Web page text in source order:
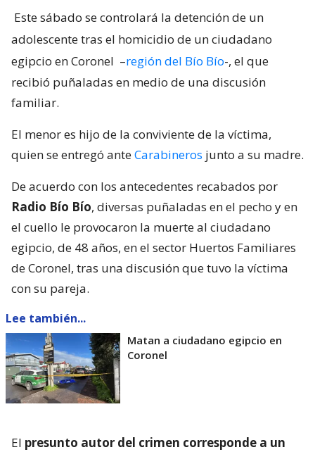
Este sábado se controlará la detención de un
adolescente tras el homicidio de un ciudadano
egipcio en Coronel –región del Bío Bío-, el que
recibió puñaladas en medio de una discusión
familiar.
El menor es hijo de la conviviente de la víctima,
quien se entregó anteCarabineros junto a su madre.
De acuerdo con los antecedentes recabados por
Radio Bío Bío, diversas puñaladas en el pecho y en
el cuello le provocaron la muerte al ciudadano
egipcio, de 48 años, en el sector Huertos Familiares
de Coronel, tras una discusión que tuvo la víctima
con su pareja.
Lee también...
Matan a ciudadano egipcio en
Coronel
El presunto autor del crimen corresponde a un